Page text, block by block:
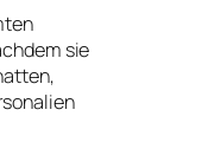
sie